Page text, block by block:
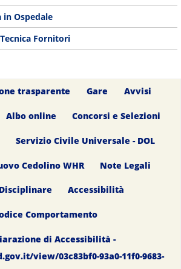
in Ospedale
Fornitori
trasparente Gare Avvisi
Albo online Concorsi e Selezioni
Servizio Civile Universale - DOL
Cedolino WHR Note Legali
Accessibilità
Comportamento
di Accessibilità -
view/03c83bf0-93a0-11f0-9683-